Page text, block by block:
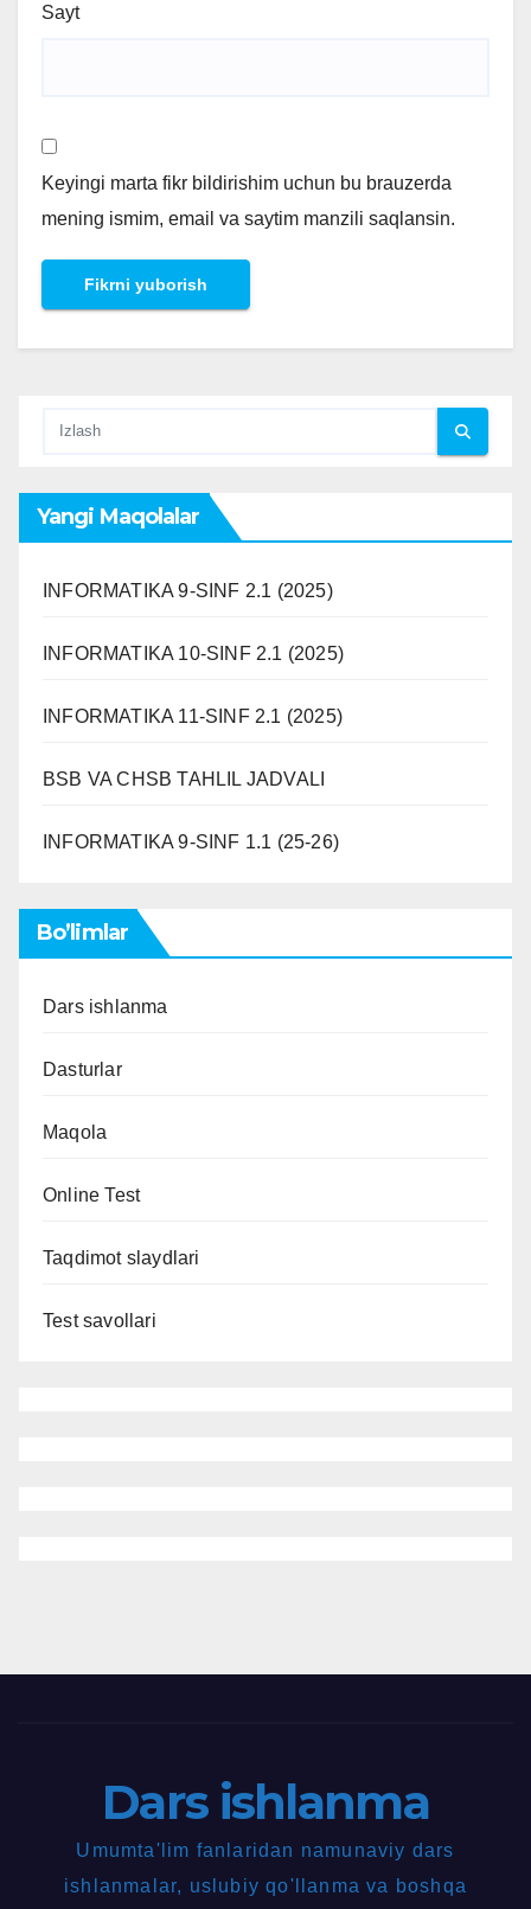
Sayt
Keyingi marta fikr bildirishim uchun bu brauzerda
mening ismim, email va saytim manzili saqlansin.
Yangi Maqolalar
INFORMATIKA 9-SINF 2.1 (2025)
INFORMATIKA 10-SINF 2.1 (2025)
INFORMATIKA 11-SINF 2.1 (2025)
BSB VA CHSB TAHLIL JADVALI
INFORMATIKA 9-SINF 1.1 (25-26)
Bo’limlar
Dars ishlanma
Dasturlar
Maqola
Online Test
Taqdimot slaydlari
Test savollari
Dars ishlanma
Umumta'lim fanlaridan namunaviy dars
ishlanmalar, uslubiy qo'llanma va boshqa